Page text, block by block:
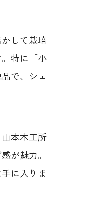
して栽培
特に「小
で、シェ
本木工所
が魅力。
に入りま